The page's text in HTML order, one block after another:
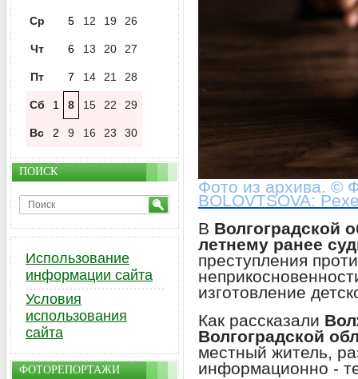
Фото из архива. ©
BOLOVTSOVA:
В Волгоградской
летнему ранее
преступления
изготовление
Как рассказали
Волгоградской
местный житель,
информационно -
Ср 5 12 19 26
Чт 6 13 20 27
Пт 7 14 21 28
Сб 1 8 15 22 29
Вс 2 9 16 23 30
ПОИСК
Использование
информации сайта
Условия
использования
сайта
ФОТОРЕПОРТАЖИ